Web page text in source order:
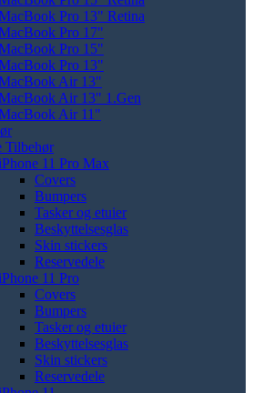
Pro 13" Retina
Pro 17"
Pro 15"
Pro 13"
Air 13"
Air 13" 1.Gen
Air 11"
Tilbehør
11 Pro Max
Covers
Bumpers
Tasker og etuier
Beskyttelsesglas
Skin stickers
Reservedele
11 Pro
Covers
Bumpers
Tasker og etuier
Beskyttelsesglas
Skin stickers
Reservedele